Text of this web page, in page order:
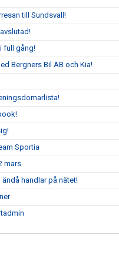
till Sundsvall!
full gång!
Bergners Bil AB och Kia!
Sportia
mars
handlar på nätet!